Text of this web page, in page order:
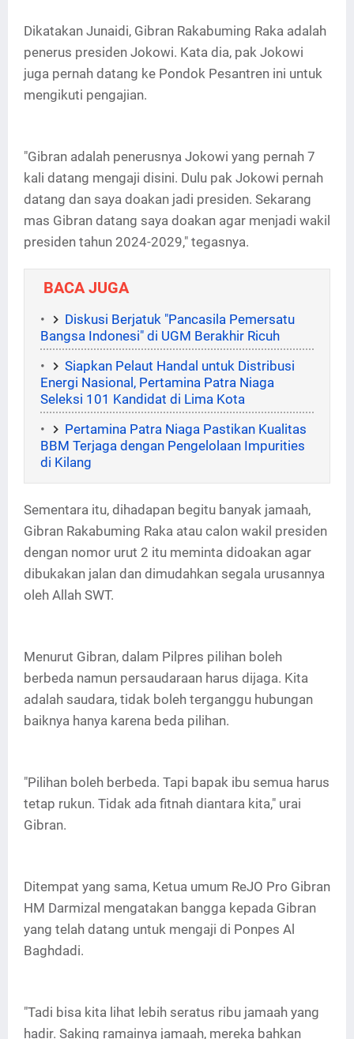
Dikatakan Junaidi, Gibran Rakabuming Raka adalah
penerus presiden Jokowi. Kata dia, pak Jokowi
juga pernah datang ke Pondok Pesantren ini untuk
mengikuti pengajian.
"Gibran adalah penerusnya Jokowi yang pernah 7
kali datang mengaji disini. Dulu pak Jokowi pernah
datang dan saya doakan jadi presiden. Sekarang
mas Gibran datang saya doakan agar menjadi wakil
presiden tahun 2024-2029," tegasnya.
BACA JUGA
Diskusi Berjatuk "Pancasila Pemersatu
Bangsa Indonesi" di UGM Berakhir Ricuh
Siapkan Pelaut Handal untuk Distribusi
Energi Nasional, Pertamina Patra Niaga
Seleksi 101 Kandidat di Lima Kota
Pertamina Patra Niaga Pastikan Kualitas
BBM Terjaga dengan Pengelolaan Impurities
di Kilang
Sementara itu, dihadapan begitu banyak jamaah,
Gibran Rakabuming Raka atau calon wakil presiden
dengan nomor urut 2 itu meminta didoakan agar
dibukakan jalan dan dimudahkan segala urusannya
oleh Allah SWT.
Menurut Gibran, dalam Pilpres pilihan boleh
berbeda namun persaudaraan harus dijaga. Kita
adalah saudara, tidak boleh terganggu hubungan
baiknya hanya karena beda pilihan.
"Pilihan boleh berbeda. Tapi bapak ibu semua harus
tetap rukun. Tidak ada fitnah diantara kita," urai
Gibran.
Ditempat yang sama, Ketua umum ReJO Pro Gibran
HM Darmizal mengatakan bangga kepada Gibran
yang telah datang untuk mengaji di Ponpes Al
Baghdadi.
"Tadi bisa kita lihat lebih seratus ribu jamaah yang
hadir. Saking ramainya jamaah, mereka bahkan